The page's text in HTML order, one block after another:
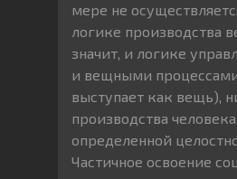
мере не
логике производства
значит, и логике
и вещными
выступает как вещь),
производства
определенной
Частичное освоение